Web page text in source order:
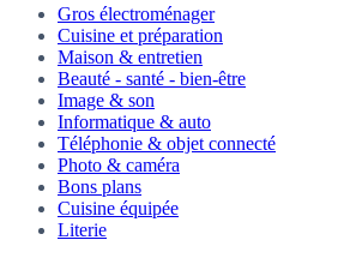
Gros électroménager
Cuisine et préparation
Maison & entretien
Beauté - santé - bien-être
Image & son
Informatique & auto
Téléphonie & objet connecté
Photo & caméra
Bons plans
Cuisine équipée
Literie